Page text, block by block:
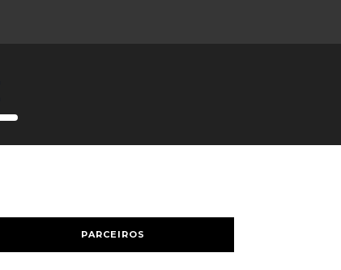
PARCEIROS